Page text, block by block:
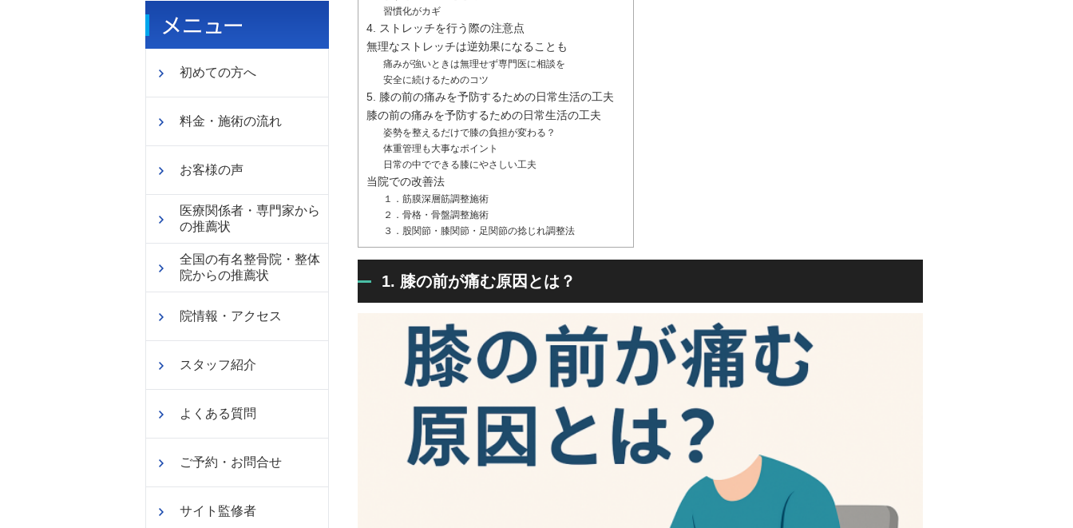
初めての方へ
料金・施術の流れ
お客様の声
医療関係者・専門家から
の推薦状
全国の有名整骨院・整体
院からの推薦状
院情報・アクセス
スタッフ紹介
よくある質問
ご予約・お問合せ
サイト監修者
習慣化がカギ
4. ストレッチを行う際の注意点
無理なストレッチは逆効果になることも
痛みが強いときは無理せず専門医に相談を
安全に続けるためのコツ
5. 膝の前の痛みを予防するための日常生活の工夫
膝の前の痛みを予防するための日常生活の工夫
姿勢を整えるだけで膝の負担が変わる？
体重管理も大事なポイント
日常の中でできる膝にやさしい工夫
当院での改善法
１．筋膜深層筋調整施術
２．骨格・骨盤調整施術
３．股関節・膝関節・足関節の捻じれ調整法
1. 膝の前が痛む原因とは？